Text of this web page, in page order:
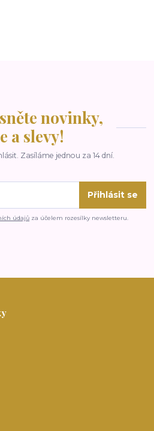
novinky,
a slevy!
Zasíláme jednou za 14 dní.
Přihlásit se
údajů za účelem rozesílky newsletteru.